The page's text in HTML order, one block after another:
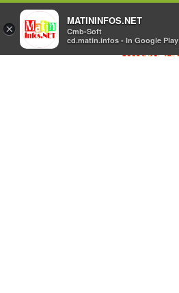
×
MATININFOS.NET
Cmb-Soft
cd.matin.infos - In Google Play